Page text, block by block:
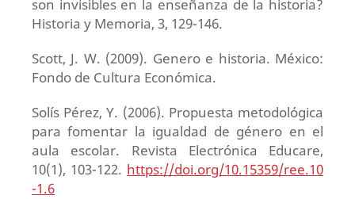
son invisibles en la enseñanza de la historia?
Historia y Memoria, 3, 129-146.
Scott, J. W. (2009). Genero e historia. México:
Fondo de Cultura Económica.
Solís Pérez, Y. (2006). Propuesta metodológica
para fomentar la igualdad de género en el
aula escolar. Revista Electrónica Educare,
10(1), 103-122. https://doi.org/10.15359/ree.10
-1.6